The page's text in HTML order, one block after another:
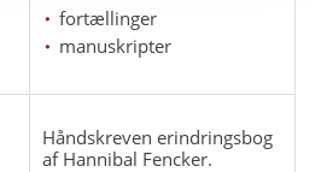
fortællinger
manuskripter
Håndskreven erindringsbog
af Hannibal Fencker.